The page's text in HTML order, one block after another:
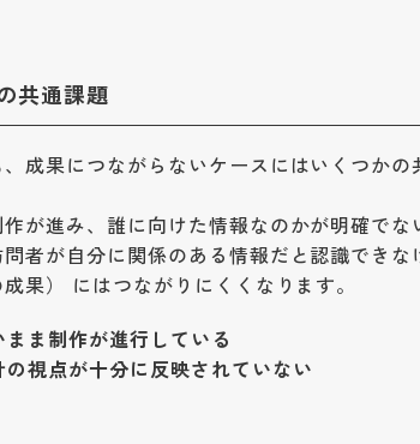
共通課題
成果につながらないケースにはいくつかの
が進み、誰に向けた情報なのかが明確でな
者が自分に関係のある情報だと認識できな
果） にはつながりにくくなります。
ま制作が進行している
視点が十分に反映されていない